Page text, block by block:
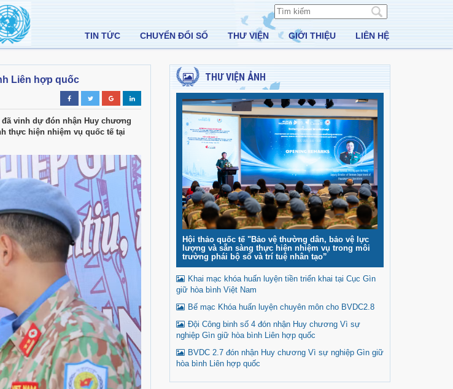
TIN TỨC CHUYỂN ĐỔI SỐ THƯ VIỆN GIỚI THIỆU LIÊN HỆ
Liên hợp quốc
đã vinh dự đón nhận Huy chương
thực hiện nhiệm vụ quốc tế tại
THƯ VIỆN ẢNH
Hội thảo quốc tế "Bảo vệ thường dân, bảo vệ lực
lượng và sẵn sàng thực hiện nhiệm vụ trong môi
trường phái bộ số và trí tuệ nhân tạo”
Khai mạc khóa huấn luyện tiền triển khai tại Cục Gìn
giữ hòa bình Việt Nam
Bế mạc Khóa huấn luyện chuyên môn cho BVDC2.8
Đội Công binh số 4 đón nhận Huy chương Vì sự
nghiệp Gìn giữ hòa bình Liên hợp quốc
BVDC 2.7 đón nhận Huy chương Vì sự nghiệp Gìn giữ
hòa bình Liên hợp quốc